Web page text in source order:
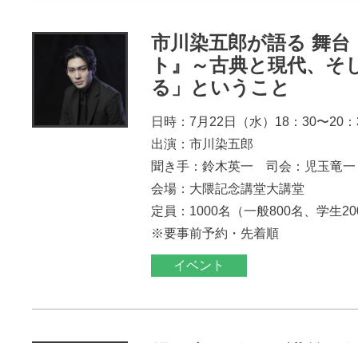
市川染五郎が語る 舞台
ト』～古典と現代、そ
る」ということ
日時：7月22日（水）18：30〜20
出演：市川染五郎
聞き手：鈴木英一 司会：児玉竜一
会場：大隈記念講堂大講堂
定員：1000名（一般800名、学生
※要事前予約・先着順
イベント